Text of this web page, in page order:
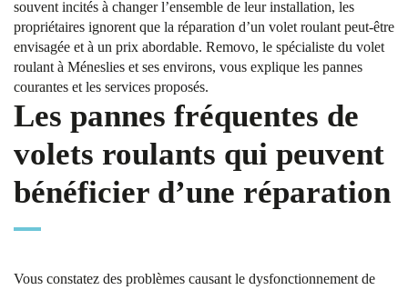
souvent incités à changer l’ensemble de leur installation, les
propriétaires ignorent que la réparation d’un volet roulant peut-être
envisagée et à un prix abordable. Removo, le spécialiste du volet
roulant à Méneslies et ses environs, vous explique les pannes
courantes et les services proposés.
Les pannes fréquentes de
volets roulants qui peuvent
bénéficier d’une réparation
Vous constatez des problèmes causant le dysfonctionnement de